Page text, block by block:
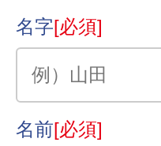
名字[必須]
名前[必須]